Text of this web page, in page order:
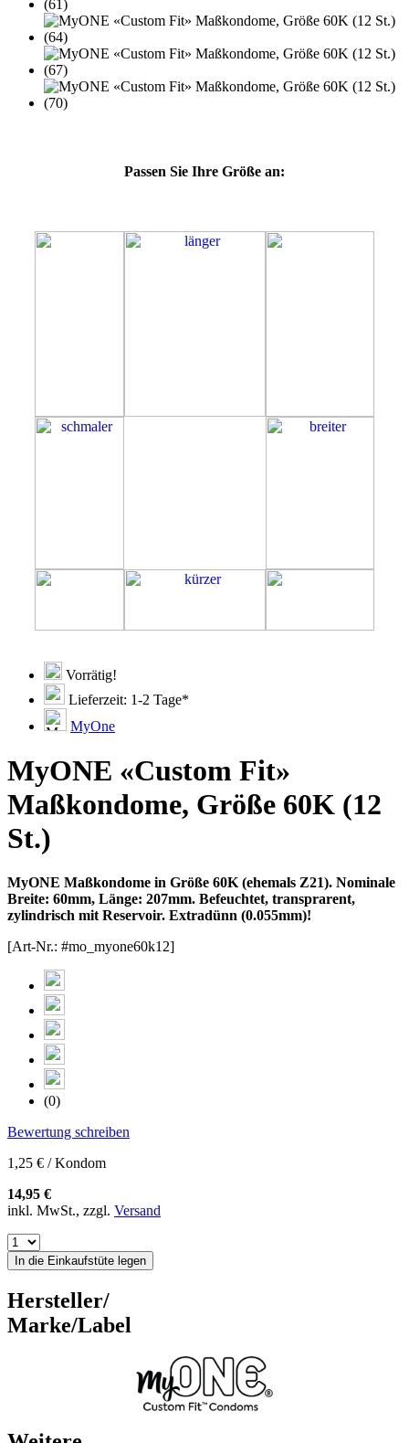
Passen Sie Ihre Größe an:
Vorrätig!
Lieferzeit: 1-2 Tage*
MyOne
MyONE «Custom Fit»
Maßkondome, Größe 60K (12
St.)
MyONE Maßkondome in Größe 60K (ehemals Z21). Nominale
Breite: 60mm, Länge: 207mm. Befeuchtet, transprarent,
zylindrisch mit Reservoir. Extradünn (0.055mm)!
[Art-Nr.: #mo_myone60k12]
(0)
Bewertung schreiben
1,25 € / Kondom
14,95 €
inkl. MwSt., zzgl. Versand
In die Einkaufstüte legen
Hersteller/
Marke/Label